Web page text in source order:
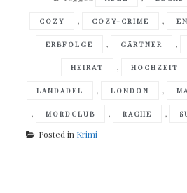
COZY , COZY-CRIME ,
ERBFOLGE , GÄRTNER ,
HEIRAT , HOCHZEIT
LANDADEL , LONDON ,
, MORDCLUB , RACHE ,
Posted in Krimi